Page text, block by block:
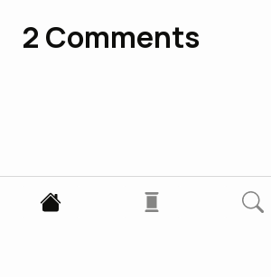
2 Comments